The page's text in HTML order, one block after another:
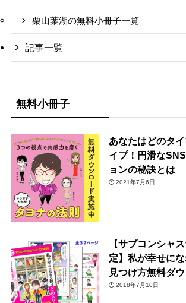
栗山葉湖の無料小冊子一覧
記事一覧
無料小冊子
あなたはどのタ
イプ！円滑な
ョンの秘訣とは
2021年7月6日
【サブコンシャ
定】私が幸せに
見つけ方無料ダ
2018年7月10日